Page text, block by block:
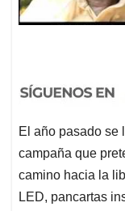
El año pasado se
campaña que
camino hacia la
LED, pancartas